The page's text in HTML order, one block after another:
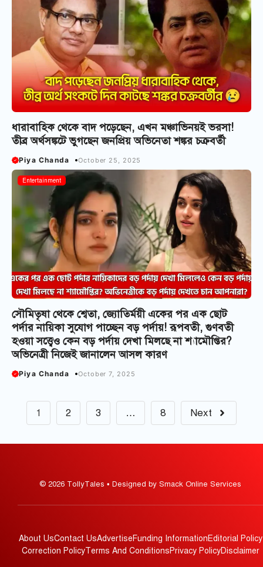
ধারাবাহিক থেকে বাদ পড়েছেন, এখন মঞ্চাভিনয়‌ই ভরসা!
তীব্র অর্থসঙ্কটে ভুগছেন জনপ্রিয় অভিনেতা শঙ্কর চক্রবর্তী
Piya Chanda October 25, 2025
Entertainment
সৌমিতৃষা থেকে শ্বেতা, জ্যোতির্ময়ী একের পর এক ছোট
পর্দার নায়িকা সুযোগ পাচ্ছেন বড় পর্দায়! রূপবতী, গুণবতী
হওয়া সত্ত্বেও কেন বড় পর্দায় দেখা মিলছে না শ্যামৌপ্তির?
অভিনেত্রী নিজেই জানালেন আসল কারণ
Piya Chanda October 7, 2025
1 2 3 … 8 Next
© 2026 TollyTales • Designed by Smack Online Services
About UsContact UsAdvertiseFunding InformationEditorial Policy
Correction PolicyTerms And ConditionsPrivacy PolicyDisclaimer